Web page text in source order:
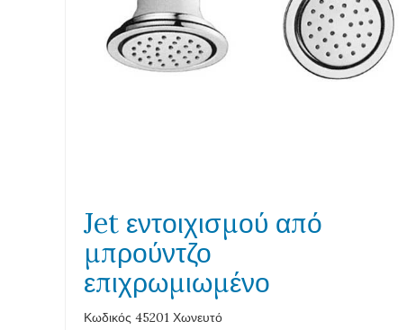
Jet εντοιχισμού από
μπρούντζο
επιχρωμιωμένο
Κωδικός 45201 Χωνευτό